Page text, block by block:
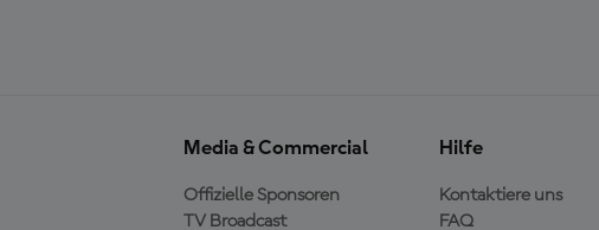
Media & Commercial
Offizielle Sponsoren
TV Broadcast
Hilfe
Kontaktiere uns
FAQ